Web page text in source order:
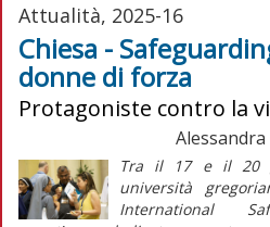
Attualità, 2025-16
Chiesa -
donne di forza
Protagoniste contro la
Tra il 17 e il 20
università
International